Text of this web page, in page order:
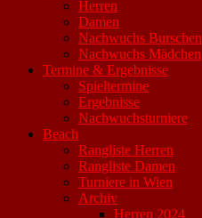
Herren
Damen
Nachwuchs Burschen
Nachwuchs Mädchen
Termine & Ergebnisse
Spieltermine
Ergebnisse
Nachwuchsturniere
Beach
Rangliste Herren
Rangliste Damen
Turniere in Wien
Archiv
Herren 2024